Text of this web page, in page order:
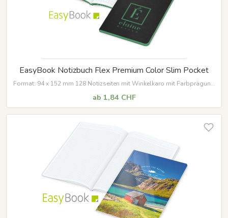
EasyBook Notizbuch Flex Premium Color Slim Pocket
Format: 94 x 152 mm 128 Notizseiten mit Winkelkaro mit Farbprägung
ab 1,84 CHF